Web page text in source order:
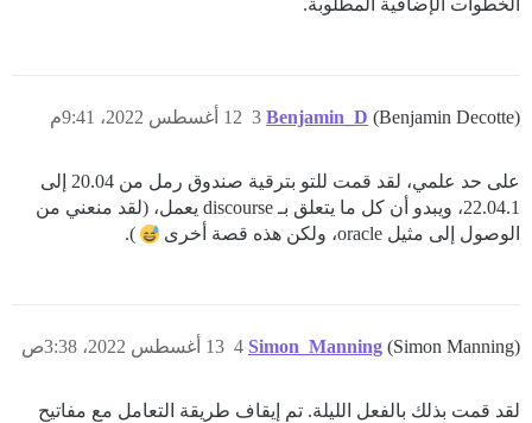
الخطوات الإضافية المطلوبة.
Benjamin_D (Benjamin Decotte) 12 أغسطس 2022، 9:41م 3
على حد علمي، لقد قمت للتو بترقية صندوق رمل من 20.04 إلى
22.04.1، ويبدو أن كل ما يتعلق بـ discourse يعمل، (لقد منعني من
الوصول إلى مثيل oracle، ولكن هذه قصة أخرى
).
Simon_Manning (Simon Manning) 13 أغسطس 2022، 3:38ص 4
لقد قمت بذلك بالفعل الليلة. تم إيقاف طريقة التعامل مع مفاتيح